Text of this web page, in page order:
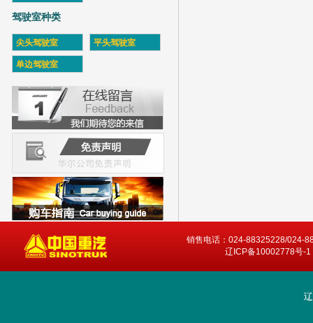
驾驶室种类
尖头驾驶室 平头驾驶室
单边驾驶室
销售电话：024-88325228/024-
辽ICP备10002778号-1